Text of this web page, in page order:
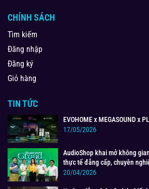
CHÍNH SÁCH
Tìm kiếm
Đăng nhập
Đăng ký
Giỏ hàng
TIN TỨC
EVOHOME x MEGASOUND x
17/05/2026
AudioShop khai mở không
thực tế đẳng cấp, chuyên
20/04/2026